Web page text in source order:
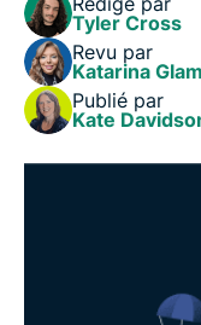
Les arnaques les
Telegram
Comment vous
FAQ : les
Tyler Cross
Revu par
Katarina
Publié par
Kate